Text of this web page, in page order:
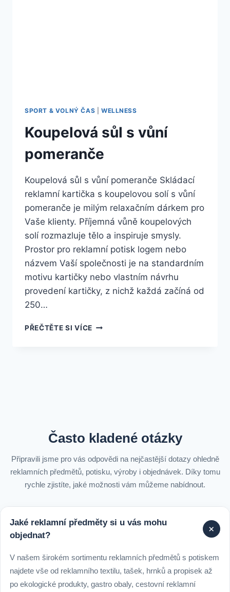
SPORT & VOLNÝ ČAS WELLNESS
Koupelová sůl s vůní
pomeranče
Koupelová sůl s vůní pomeranče Skládací
reklamní kartička s koupelovou solí s vůní
pomeranče je milým relaxačním dárkem pro
Vaše klienty. Příjemná vůně koupelových
solí rozmazluje tělo a inspiruje smysly.
Prostor pro reklamní potisk logem nebo
názvem Vaší společnosti je na standardním
motivu kartičky nebo vlastním návrhu
provedení kartičky, z nichž každá začíná od
250…
PŘEČTĚTE SI VÍCE
Často kladené otázky
Připravili jsme pro vás odpovědi na nejčastější dotazy ohledně
reklamních předmětů, potisku, výroby i objednávek. Díky tomu
rychle zjistíte, jaké možnosti vám můžeme nabídnout.
Jaké reklamní předměty si u vás mohu
objednat?
+
V našem širokém sortimentu reklamních předmětů s potiskem
najdete vše od reklamního textilu, tašek, hrnků a propisek až
po ekologické produkty, gastro obaly, cestovní reklamní